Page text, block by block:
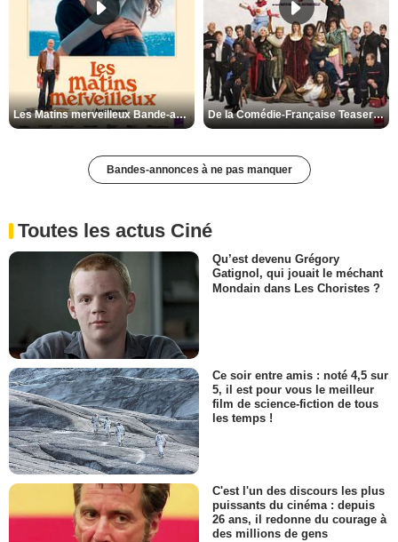
Les Matins merveilleux Bande-annonce VF De la Comédie-Française Teaser VF
Bandes-annonces à ne pas manquer
Toutes les actus Ciné
Qu’est devenu Grégory
Gatignol, qui jouait le méchant
Mondain dans Les Choristes ?
Ce soir entre amis : noté 4,5 sur
5, il est pour vous le meilleur
film de science-fiction de tous
les temps !
C'est l'un des discours les plus
puissants du cinéma : depuis
26 ans, il redonne du courage à
des millions de gens